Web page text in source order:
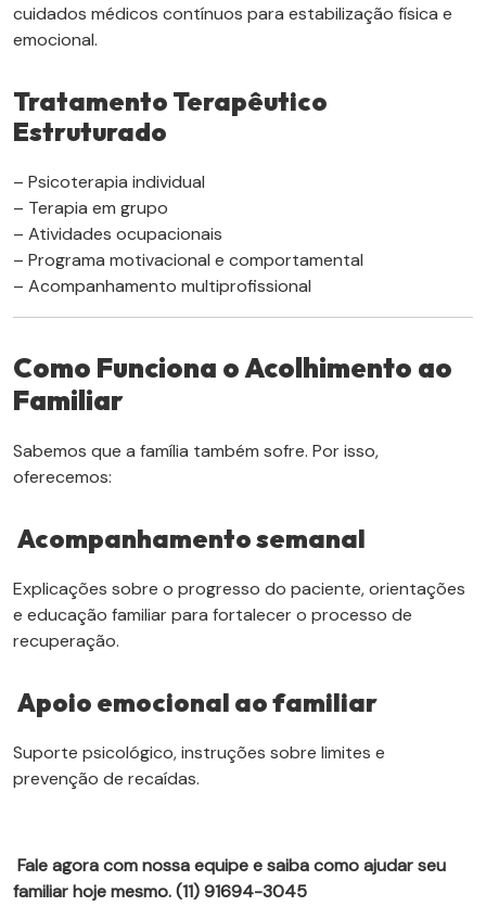
cuidados médicos contínuos para estabilização física e
emocional.
Tratamento Terapêutico
Estruturado
– Psicoterapia individual
– Terapia em grupo
– Atividades ocupacionais
– Programa motivacional e comportamental
– Acompanhamento multiprofissional
Como Funciona o Acolhimento ao
Familiar
Sabemos que a família também sofre. Por isso,
oferecemos:
Acompanhamento semanal
Explicações sobre o progresso do paciente, orientações
e educação familiar para fortalecer o processo de
recuperação.
Apoio emocional ao familiar
Suporte psicológico, instruções sobre limites e
prevenção de recaídas.
Fale agora com nossa equipe e saiba como ajudar seu
familiar hoje mesmo. (11) 91694-3045